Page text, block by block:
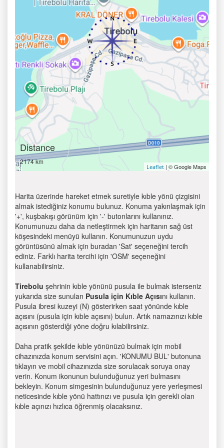
Distance
2174 km
Leaflet | © Google Maps
Harita üzerinde hareket etmek suretiyle kıble yönü çizgisini
almak istediğiniz konumu bulunuz. Konuma yakınlaşmak için
'+', kuşbakışı görünüm için '-' butonlarını kullanınız.
Konumunuzu daha da netleştirmek için haritanın sağ üst
köşesindeki menüyü kullanın. Konumunuzun uydu
görüntüsünü almak için buradan 'Sat' seçeneğini tercih
ediniz. Farklı harita tercihi için 'OSM' seçeneğini
kullanabilirsiniz.
Tirebolu şehrinin kıble yönünü pusula ile bulmak isterseniz
yukarıda size sunulan Pusula için Kıble Açısını kullanın.
Pusula ibresi kuzeyi (N) gösterirken saat yönünde kıble
açısını (pusula için kıble açısını) bulun. Artık namazınızı kıble
açısının gösterdiği yöne doğru kılabilirsiniz.
Daha pratik şekilde kıble yönünüzü bulmak için mobil
cihazınızda konum servisini açın. 'KONUMU BUL' butonuna
tıklayın ve mobil cihazınızda size sorulacak soruya onay
verin. Konum ikonunun bulunduğunuz yeri bulmasını
bekleyin. Konum simgesinin bulunduğunuz yere yerleşmesi
neticesinde kıble yönü hattınızı ve pusula için gerekli olan
kıble açınızı hızlıca öğrenmiş olacaksınız.